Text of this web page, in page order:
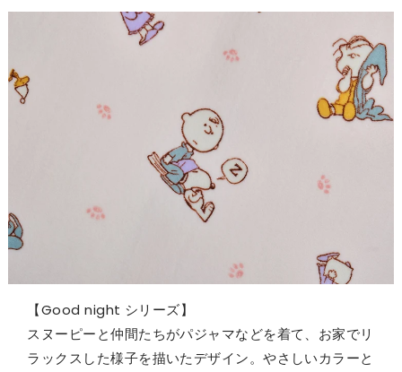
【Good night シリーズ】
スヌーピーと仲間たちがパジャマなどを着て、お家でリ
ラックスした様子を描いたデザイン。やさしいカラーと